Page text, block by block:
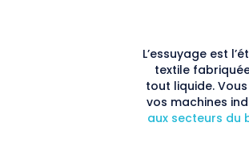
L’essuyage est
textile
tout liquide.
vos machines
aux secteurs du